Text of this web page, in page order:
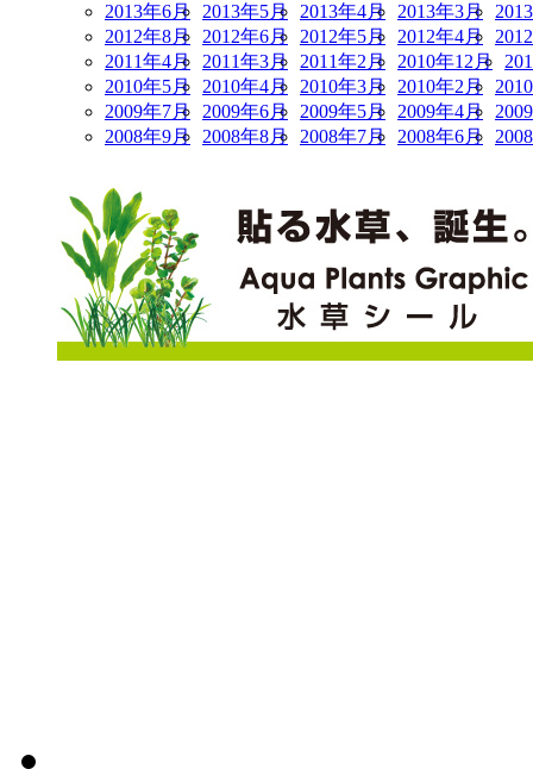
2013年6月
2013年5月 2013年4月 2013年3月
2012年8月
2012年6月 2012年5月 2012年4月
2011年4月
2011年3月 2011年2月 2010年12月
2010年5月
2010年4月 2010年3月 2010年2月
2009年7月
2009年6月 2009年5月 2009年4月
2008年9月
2008年8月 2008年7月 2008年6月